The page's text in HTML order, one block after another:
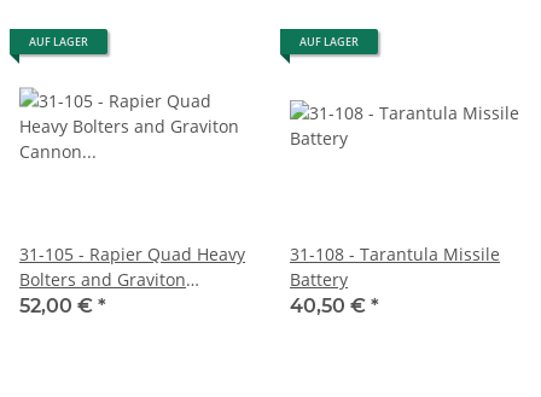
AUF LAGER
31-105 - Rapier Quad Heavy
Bolters and Graviton
Cannon Battery
52,00 € *
AUF LAGER
31-108 - Tarantula Missile
Battery
40,50 € *